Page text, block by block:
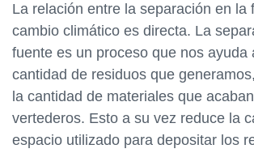
La relación entre la separación en la
cambio climático es directa. La
fuente es un proceso que nos ayuda
cantidad de residuos que
la cantidad de materiales que
vertederos. Esto a su vez reduce la
espacio utilizado para depositar los